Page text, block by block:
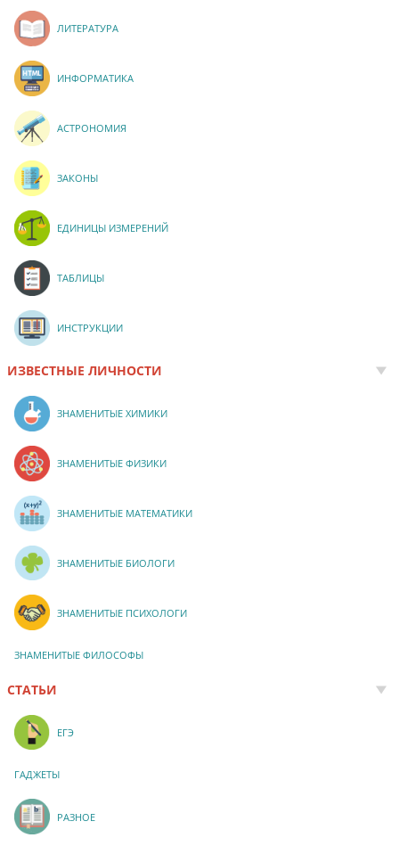
ЛИТЕРАТУРА
ИНФОРМАТИКА
АСТРОНОМИЯ
ЗАКОНЫ
ЕДИНИЦЫ ИЗМЕРЕНИЙ
ТАБЛИЦЫ
ИНСТРУКЦИИ
ИЗВЕСТНЫЕ ЛИЧНОСТИ
ЗНАМЕНИТЫЕ ХИМИКИ
ЗНАМЕНИТЫЕ ФИЗИКИ
ЗНАМЕНИТЫЕ МАТЕМАТИКИ
ЗНАМЕНИТЫЕ БИОЛОГИ
ЗНАМЕНИТЫЕ ПСИХОЛОГИ
ЗНАМЕНИТЫЕ ФИЛОСОФЫ
СТАТЬИ
ЕГЭ
ГАДЖЕТЫ
РАЗНОЕ